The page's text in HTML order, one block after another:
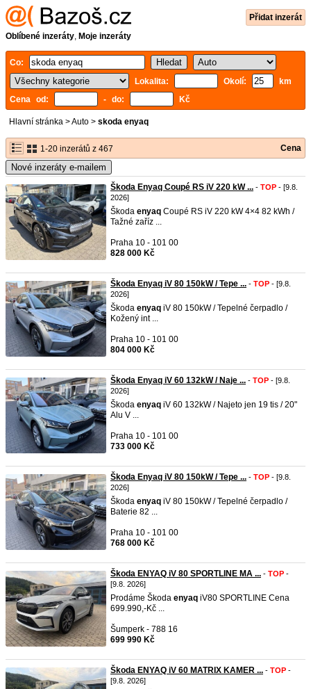
Přidat inzerát
Oblíbené inzeráty, Moje inzeráty
Co:
Lokalita:
Okolí:
km
Cena od:
- do: Kč
Hlavní stránka >Auto > skoda enyaq
1-20 inzerátů z 467 Cena
Nové inzeráty e-mailem
Škoda Enyaq Coupé RS iV 220 kW ... - TOP - [9.8.
2026]
Škoda enyaq Coupé RS iV 220 kW 4×4 82 kWh /
Tažné zaříz ...
Praha 10 - 101 00
828 000 Kč
Škoda Enyaq iV 80 150kW / Tepe ... - TOP - [9.8.
2026]
Škoda enyaq iV 80 150kW / Tepelné čerpadlo /
Kožený int ...
Praha 10 - 101 00
804 000 Kč
Škoda Enyaq iV 60 132kW / Naje ... - TOP - [9.8.
2026]
Škoda enyaq iV 60 132kW / Najeto jen 19 tis / 20"
Alu V ...
Praha 10 - 101 00
733 000 Kč
Škoda Enyaq iV 80 150kW / Tepe ... - TOP - [9.8.
2026]
Škoda enyaq iV 80 150kW / Tepelné čerpadlo /
Baterie 82 ...
Praha 10 - 101 00
768 000 Kč
Škoda ENYAQ iV 80 SPORTLINE MA ... - TOP -
[9.8. 2026]
Prodáme Škoda enyaq iV80 SPORTLINE Cena
699.990,-Kč ...
Šumperk - 788 16
699 990 Kč
Škoda ENYAQ iV 60 MATRIX KAMER ... - TOP -
[9.8. 2026]